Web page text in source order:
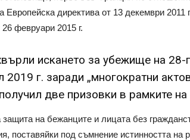
Европейска директива от 13 декември
февруари 2015 г.
искането за убежище на 28-
2019 г. заради „многократни
две призовки в рамките
на бежанците и лицата без
поставяйки под съмнение истинността на